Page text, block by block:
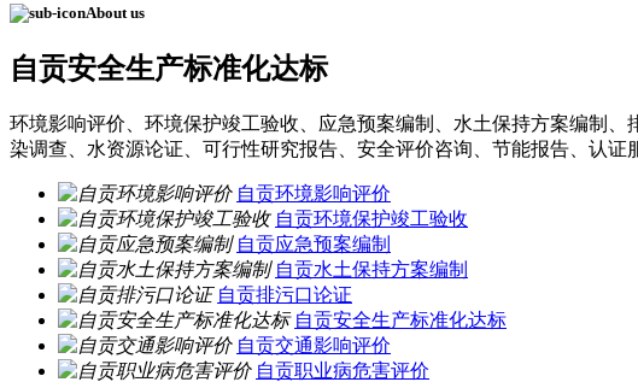
About us
自贡安全生产标准化达标
环境影响评价、环境保护竣工验收、应急预案编制、水土保持方案编制
染调查、水资源论证、可行性研究报告、安全评价咨询、节能报告、认
自贡环境影响评价
自贡环境保护竣工验收
自贡应急预案编制
自贡水土保持方案编制
自贡排污口论证
自贡安全生产标准化达标
自贡交通影响评价
自贡职业病危害评价